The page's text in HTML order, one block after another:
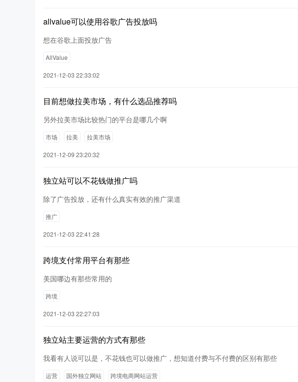
allvalue可以使用谷歌广告投放吗
想在谷歌上面投放广告
AllValue
2021-12-03 22:33:02
目前想做拉美市场，有什么选品推荐吗
另外拉美市场比较热门的平台是哪几个啊
市场 拉美 拉美市场
2021-12-09 23:20:32
独立站可以不花钱做推广吗
除了广告投放，还有什么真实有效的推广渠道
推广
2021-12-03 22:41:28
跨境支付常用平台有那些
美国哪边有那些常用的
跨境
2021-12-03 22:27:03
独立站主要运营的方式有那些
我看有人说可以是，不花钱也可以做推广，想知道付费与不付费的区别有那些
运营 国外独立网站 跨境电商网站运营